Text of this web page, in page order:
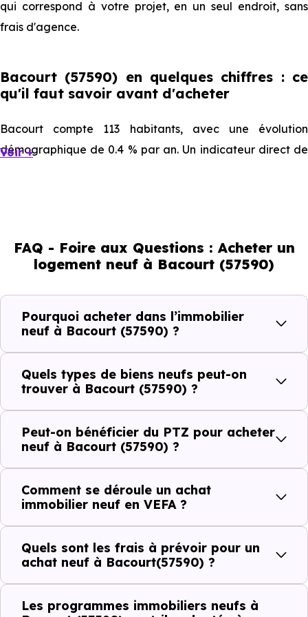
qui correspond à votre projet, en un seul endroit, sans
frais d'agence.
Bacourt (57590) en quelques chiffres : ce
qu'il faut savoir avant d'acheter
Bacourt compte 113 habitants, avec une évolution
démographique de 0.4 % par an. Un indicateur direct de
démographique qui renseigne directement sur la
demande locative locale et les typologies de biens les
plus recherchées.
Côté cadre de vie, Bacourt (57590) dispose de 0
commerces, 0 professions médicales et 0 établissements
scolaires. Des équipements du quotidien qui constituent
autant d'arguments concrets pour habiter ou investir
dans la commune.
Combien coûte un logement à Bacourt
(57590) ?
C'est souvent la première question. Voici les repères de
prix à connaître pour un achat immobilier à Bacourt
(57590) :
Prix
Prix
Prix
Voir +
FAQ - Foire aux Questions : Acheter un
logement neuf à Bacourt (57590)
Pourquoi acheter dans l’immobilier
neuf à Bacourt (57590) ?
Quels types de biens neufs peut-on
trouver à Bacourt (57590) ?
Peut-on bénéficier du PTZ pour acheter
neuf à Bacourt (57590) ?
Comment se déroule un achat
immobilier neuf en VEFA ?
Quels sont les frais à prévoir pour un
achat neuf à Bacourt(57590) ?
Les programmes immobiliers neufs à